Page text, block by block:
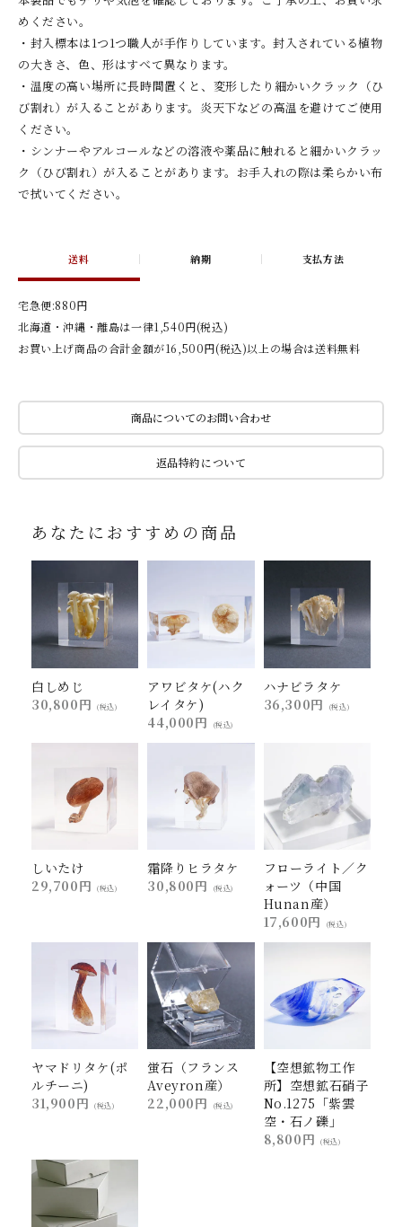
めください。
・封入標本は1つ1つ職人が手作りしています。封入されている植物
の大きさ、色、形はすべて異なります。
・温度の高い場所に長時間置くと、変形したり細かいクラック（ひ
び割れ）が入ることがあります。炎天下などの高温を避けてご使用
ください。
・シンナーやアルコールなどの溶液や薬品に触れると細かいクラッ
ク（ひび割れ）が入ることがあります。お手入れの際は柔らかい布
で拭いてください。
送料 納期 支払方法
宅急便:880円
北海道・沖縄・離島は一律1,540円(税込)
お買い上げ商品の合計金額が16,500円(税込)以上の場合は送料無料
商品についてのお問い合わせ
返品特約について
あなたにおすすめの商品
白しめじ
30,800円
(税込)
アワビタケ(ハク
レイタケ)
44,000円
(税込)
ハナビラタケ
36,300円
(税込)
しいたけ
29,700円
(税込)
霜降りヒラタケ
30,800円
(税込)
フローライト／ク
ォーツ（中国
Hunan産）
17,600円
(税込)
ヤマドリタケ(ポ
ルチーニ)
31,900円
(税込)
蛍石（フランス
Aveyron産）
22,000円
(税込)
【空想鉱物工作
所】空想鉱石硝子
No.1275「紫雲
空・石ノ礫」
8,800円
(税込)